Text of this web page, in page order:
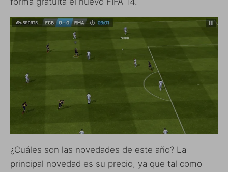
¿Cuáles son las novedades de este año? La
principal novedad es su precio, ya que tal como